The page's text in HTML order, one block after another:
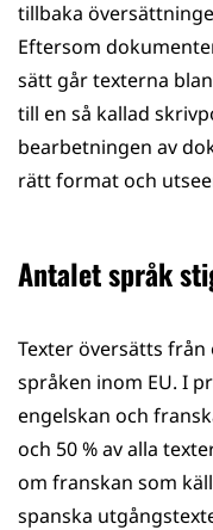
tillbaka
Eftersom
sätt går texterna
till en så kallad
bearbetningen av
rätt format och
Antalet språk
Texter översätts från
språken inom EU. I
engelskan och
och 50 % av alla
om franskan som
spanska